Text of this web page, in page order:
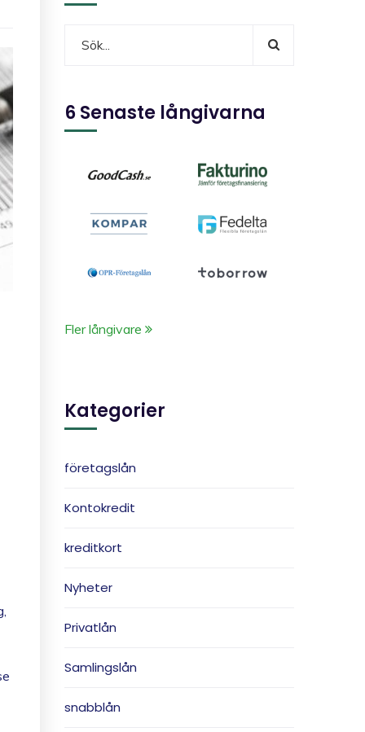
6 Senaste långivarna
Fler långivare
Kategorier
företagslån
Kontokredit
kreditkort
Nyheter
Privatlån
Samlingslån
snabblån